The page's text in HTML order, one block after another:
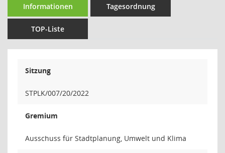
Informationen Tagesordnung
TOP-Liste
Sitzung
STPLK/007/20/2022
Gremium
Ausschuss für Stadtplanung, Umwelt und Klima